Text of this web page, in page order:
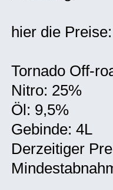
hier die Preise:
Tornado Off-
Nitro: 25%
Öl: 9,5%
Gebinde: 4L
Derzeitiger